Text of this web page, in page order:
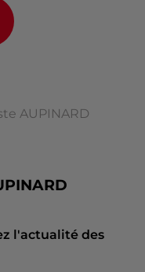
AUPINARD
l'actualité des